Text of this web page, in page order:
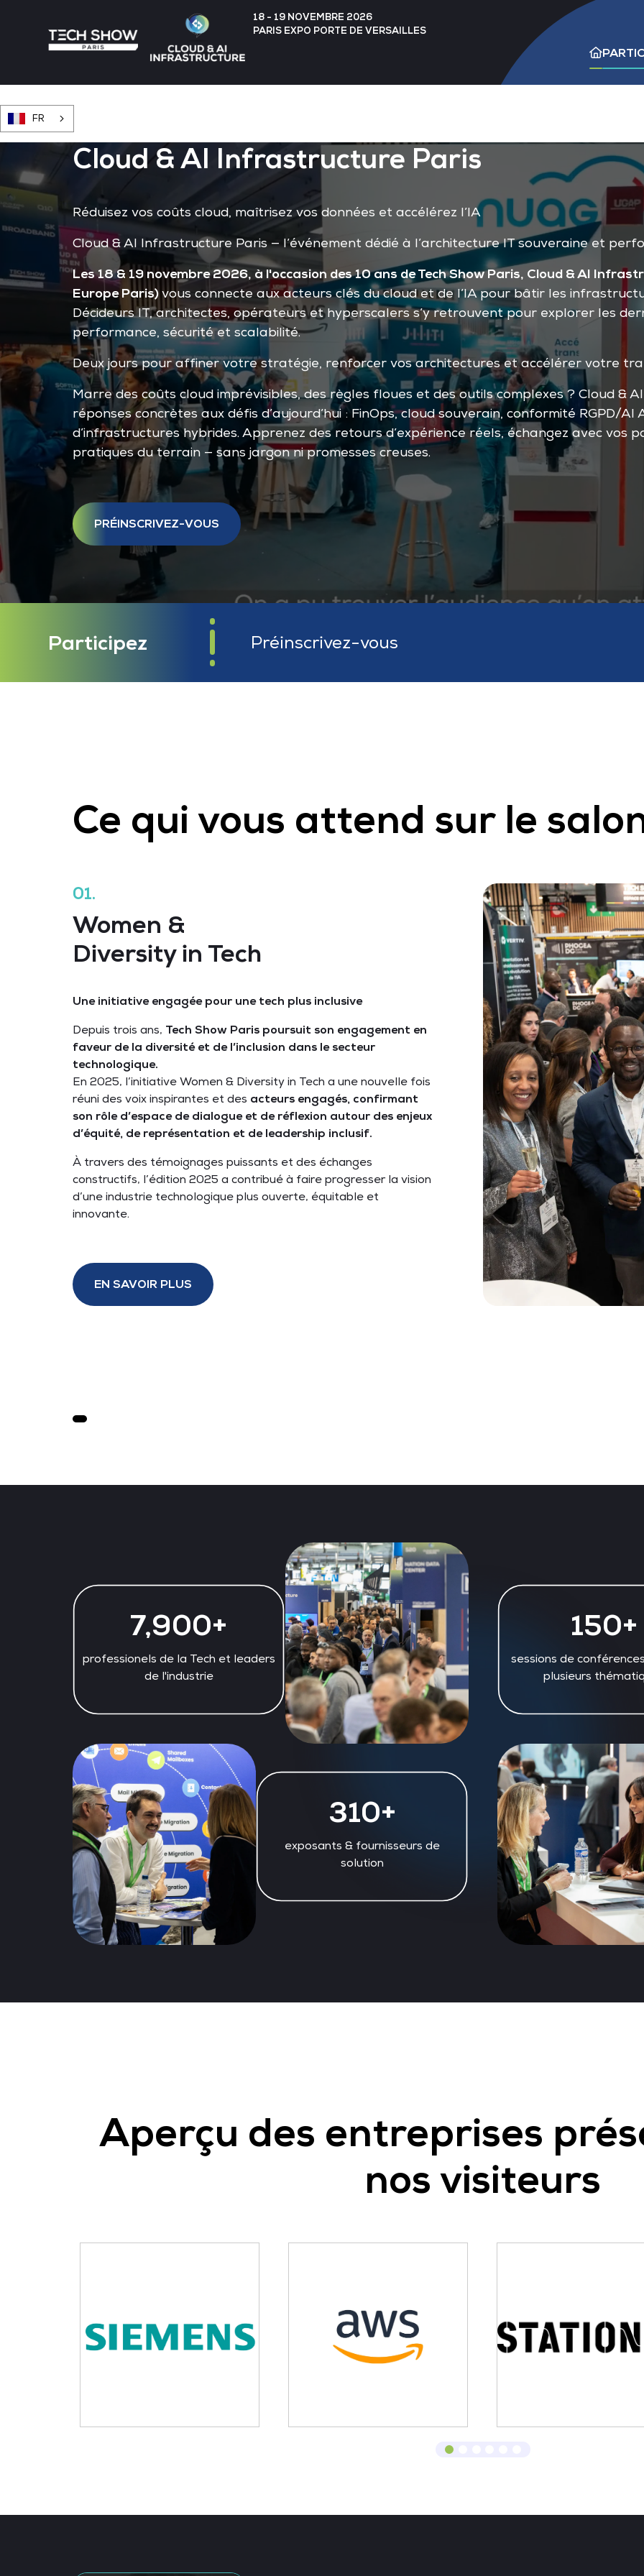
18 - 19 NOVEMBRE 2026
PARIS EXPO PORTE DE VERSAILLES
FR
Cloud & AI Infrastructure Paris
Réduisez vos coûts cloud, maîtrisez vos données et accélérez l’IA
Cloud & AI Infrastructure Paris — l’événement dédié à l’architecture IT souveraine et
Les 18 & 19 novembre 2026, à l'occasion des 10 ans de Tech Show Paris, Cloud & AI
Europe Paris)vous connecte aux acteurs clés du cloud et de l’IA pour bâtir les
Décideurs IT, architectes, opérateurs et hyperscalers s’y retrouvent pour explorer les
performance, sécurité et scalabilité.
Deux jours pour affiner votre stratégie, renforcer vos architectures et accélérer votre
Marre des coûts cloud imprévisibles, des règles floues et des outils complexes ? Cloud &
réponses concrètes aux défis d’aujourd’hui : FinOps, cloud souverain, conformité RGPD/
d’infrastructures hybrides. Apprenez des retours d’expérience réels, échangez avec vos
pratiques du terrain — sans jargon ni promesses creuses.
PRÉINSCRIVEZ-VOUS
Participez Préinscrivez-vous
Ce qui vous attend sur le
01.
Women &
Diversity in Tech
Une initiative engagée pour une tech plus inclusive
Depuis trois ans, Tech Show Paris poursuit son engagement en
faveur de la diversité et de l’inclusion dans le secteur
technologique.
En 2025, l’initiative Women & Diversity in Tech a une nouvelle fois
réuni des voix inspirantes et des acteurs engagés, confirmant
son rôle d’espace de dialogue et de réflexion autour des enjeux
d’équité, de représentation et de leadership inclusif.
À travers des témoignages puissants et des échanges
constructifs, l’édition 2025 a contribué à faire progresser la vision
d’une industrie technologique plus ouverte, équitable et
innovante.
EN SAVOIR PLUS
7,900+
professionels de la Tech et leaders
de l'industrie
310+
exposants & fournisseurs de
solution
150+
sessions de
plusieurs
Aperçu des entreprises
nos visiteurs